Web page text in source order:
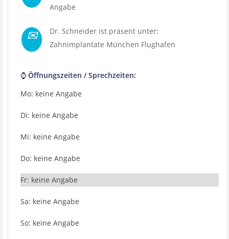
Angabe
✉
Dr. Schneider ist präsent unter:
Zahnimplantate München Flughafen
⌚ Öffnungszeiten / Sprechzeiten:
Mo: keine Angabe
Di: keine Angabe
Mi: keine Angabe
Do: keine Angabe
Fr: keine Angabe
Sa: keine Angabe
So: keine Angabe